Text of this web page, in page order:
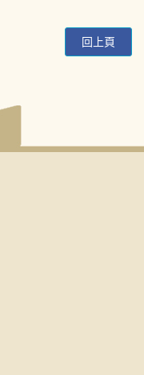
回上頁